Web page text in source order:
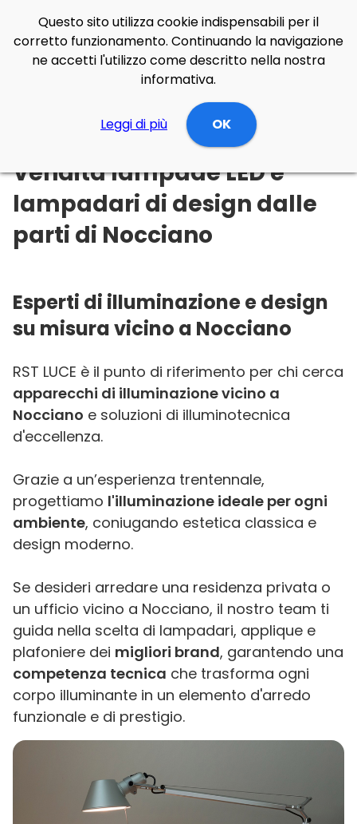
Illuminazione Online Abruzzo Pescara
Vendita lampade LED e
lampadari di design dalle
parti di Nocciano
Esperti di illuminazione e design
su misura vicino a Nocciano
RST LUCE è il punto di riferimento per chi cerca
apparecchi di illuminazione vicino a
Nocciano e soluzioni di illuminotecnica
d'eccellenza.
Grazie a un’esperienza trentennale,
progettiamo l'illuminazione ideale per ogni
ambiente, coniugando estetica classica e
design moderno.
Se desideri arredare una residenza privata o
un ufficio vicino a Nocciano, il nostro team ti
guida nella scelta di lampadari, applique e
plafoniere dei migliori brand, garantendo una
competenza tecnica che trasforma ogni
corpo illuminante in un elemento d'arredo
funzionale e di prestigio.
Questo sito utilizza cookie indispensabili per il
corretto funzionamento. Continuando la navigazione
ne accetti l'utilizzo come descritto nella nostra
informativa.
Leggi di più OK